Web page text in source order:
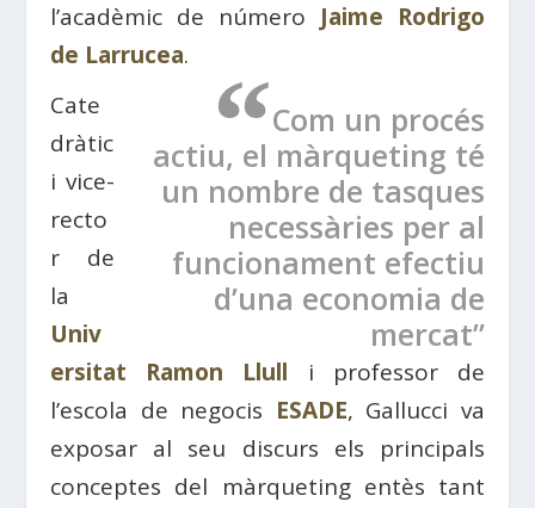
l’acadèmic de número Jaime Rodrigo
de Larrucea. “Com un procés
actiu, el màrqueting té
un nombre de tasques
necessàries per al
funcionament efectiu
d’una economia de
mercat”
Cate
dràtic
i vice-
recto
r de
la
Univ
ersitat Ramon Llull
i professor de
l’escola de negocis ESADE, Gallucci va
exposar al seu discurs els principals
conceptes del màrqueting entès tant